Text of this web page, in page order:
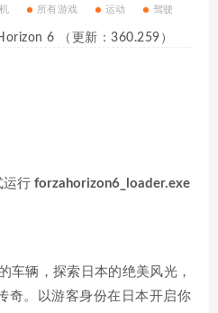
所有游戏 运动 驾驶
6 （更新：360.259）
运行 forzahorizon6_loader.exe
车辆，探索日本的绝美风光，
奇。以游客身份在日本开启你